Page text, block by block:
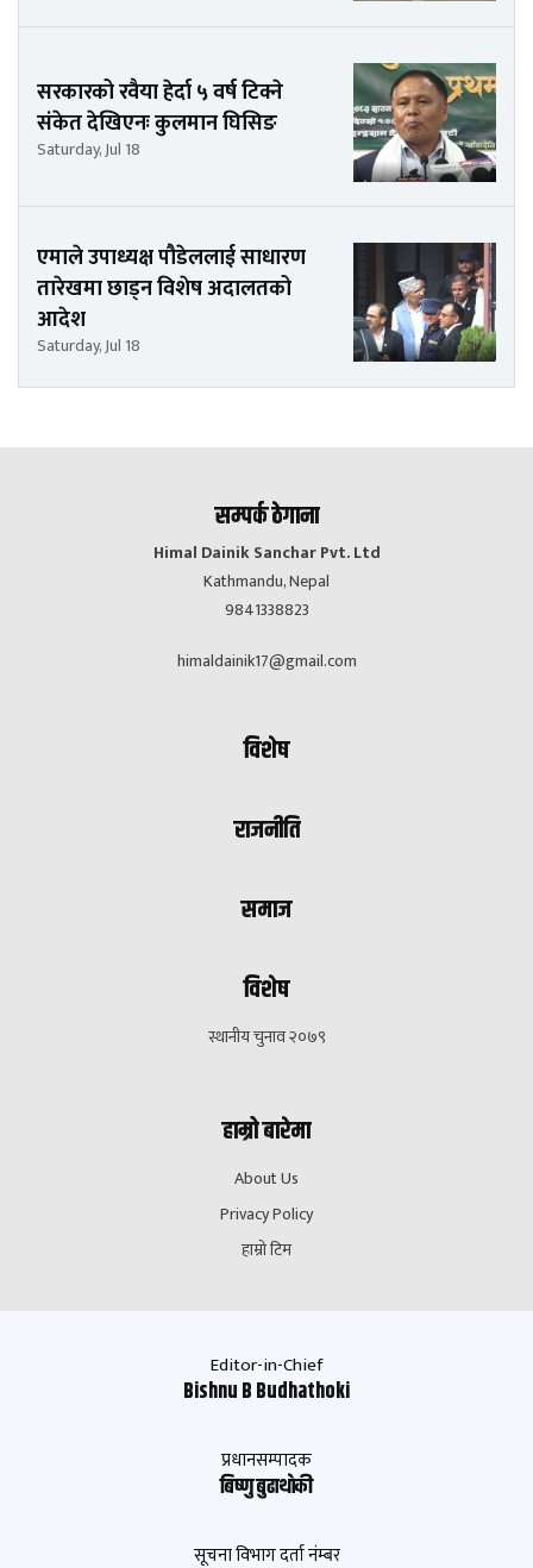
सरकारको रवैया हेर्दा ५ वर्ष टिक्ने
संकेत देखिएनः कुलमान घिसिङ
Saturday, Jul 18
एमाले उपाध्यक्ष पौडेललाई साधारण
तारेखमा छाड्न विशेष अदालतको
आदेश
Saturday, Jul 18
सम्पर्क ठेगाना
Himal Dainik Sanchar Pvt. Ltd
Kathmandu, Nepal
9841338823
himaldainik17@gmail.com
विशेष
राजनीति
समाज
विशेष
स्थानीय चुनाव २०७९
हाम्रो बारेमा
About Us
Privacy Policy
हाम्रो टिम
Editor-in-Chief
Bishnu B Budhathoki
प्रधानसम्पादक
बिष्णु बुढाथाेकी
सूचना विभाग दर्ता नंम्बर